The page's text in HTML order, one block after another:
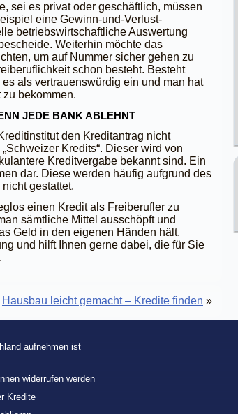
sei es privat oder geschäftlich, müssen
eine Gewinn-und-Verlust-
betriebswirtschaftliche Auswertung
Weiterhin möchte das
um auf Nummer sicher gehen zu
schon besteht. Besteht
als vertrauenswürdig ein und man hat
bekommen.
JEDE BANK ABLEHNT
den Kreditantrag nicht
Kredits“. Dieser wird von
Kreditvergabe bekannt sind. Ein
dar. Diese werden häufig aufgrund des
gestattet.
einen Kredit als Freiberufler zu
sämtliche Mittel ausschöpft und
Geld in den eigenen Händen hält.
und hilft Ihnen gerne dabei, die für Sie
Hausbau leicht gemacht – Kredite finden »
aufnehmen ist
widerrufen werden
Kredite